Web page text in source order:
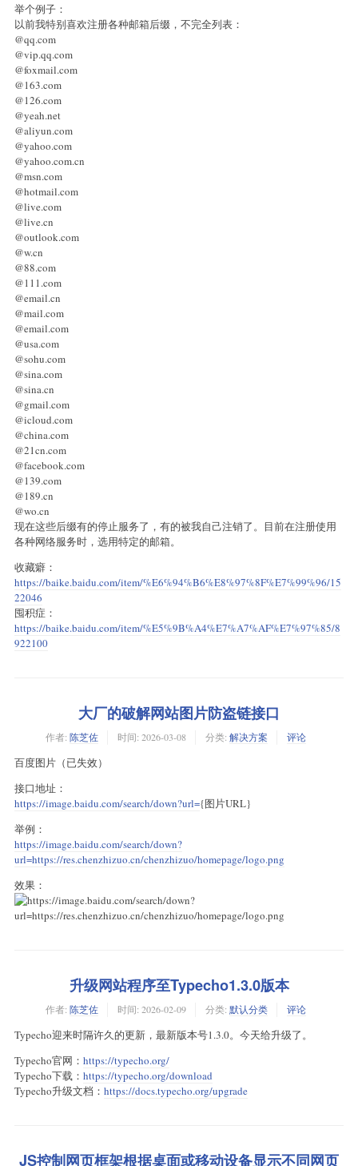
举个例子：
以前我特别喜欢注册各种邮箱后缀，不完全列表：
@qq.com
@vip.qq.com
@foxmail.com
@163.com
@126.com
@yeah.net
@aliyun.com
@yahoo.com
@yahoo.com.cn
@msn.com
@hotmail.com
@live.com
@live.cn
@outlook.com
@w.cn
@88.com
@111.com
@email.cn
@mail.com
@email.com
@usa.com
@sohu.com
@sina.com
@sina.cn
@gmail.com
@icloud.com
@china.com
@21cn.com
@facebook.com
@139.com
@189.cn
@wo.cn
现在这些后缀有的停止服务了，有的被我自己注销了。目前在注册使用
各种网络服务时，选用特定的邮箱。
收藏癖：
https://baike.baidu.com/item/%E6%94%B6%E8%97%8F%E7%99%96/15
22046
囤积症：
https://baike.baidu.com/item/%E5%9B%A4%E7%A7%AF%E7%97%85/8
922100
大厂的破解网站图片防盗链接口
作者: 陈芝佐 时间: 2026-03-08 分类: 解决方案 评论
百度图片（已失效）
接口地址：
https://image.baidu.com/search/down?url={图片URL}
举例：
https://image.baidu.com/search/down?
url=https://res.chenzhizuo.cn/chenzhizuo/homepage/logo.png
效果：
升级网站程序至Typecho1.3.0版本
作者: 陈芝佐 时间: 2026-02-09 分类: 默认分类 评论
Typecho迎来时隔许久的更新，最新版本号1.3.0。今天给升级了。
Typecho官网： https://typecho.org/
Typecho下载： https://typecho.org/download
Typecho升级文档： https://docs.typecho.org/upgrade
JS控制网页框架根据桌面或移动设备显示不同网页